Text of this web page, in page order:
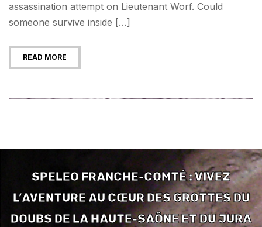
assassination attempt on Lieutenant Worf. Could
someone survive inside […]
READ MORE
SPELEO FRANCHE-COMTÉ : VIVEZ
L’AVENTURE AU CŒUR DES GROTTES DU
DOUBS DE LA HAUTE-SAÔNE ET DU JURA